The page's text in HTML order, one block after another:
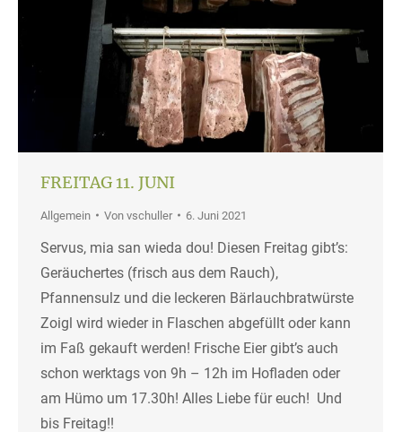
FREITAG 11. JUNI
Allgemein Von vschuller 6. Juni 2021
Servus, mia san wieda dou! Diesen Freitag gibt’s:
Geräuchertes (frisch aus dem Rauch),
Pfannensulz und die leckeren Bärlauchbratwürste
Zoigl wird wieder in Flaschen abgefüllt oder kann
im Faß gekauft werden! Frische Eier gibt’s auch
schon werktags von 9h – 12h im Hofladen oder
am Hümo um 17.30h! Alles Liebe für euch! Und
bis Freitag!!